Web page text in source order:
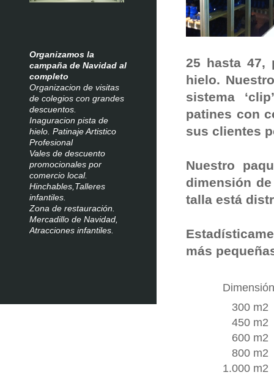
25 hasta 47,
hielo.
sistema
patines con
sus clientes
Nuestro
dimensión
talla está
más
300 m2
450 m2
600 m2
800 m2
1.000 m2
Organizamos la
campaña de Navidad al
completo
Organizacion de visitas
de colegios con grandes
descuentos.
Inaguracion pista de
hielo. Patinaje Artistico
Profesional
Vales de descuento
promocionales por
comercio local.
Hinchables,Talleres
infantiles.
Zona de restauración.
Mercadillo de Navidad,
Atracciones infantiles.